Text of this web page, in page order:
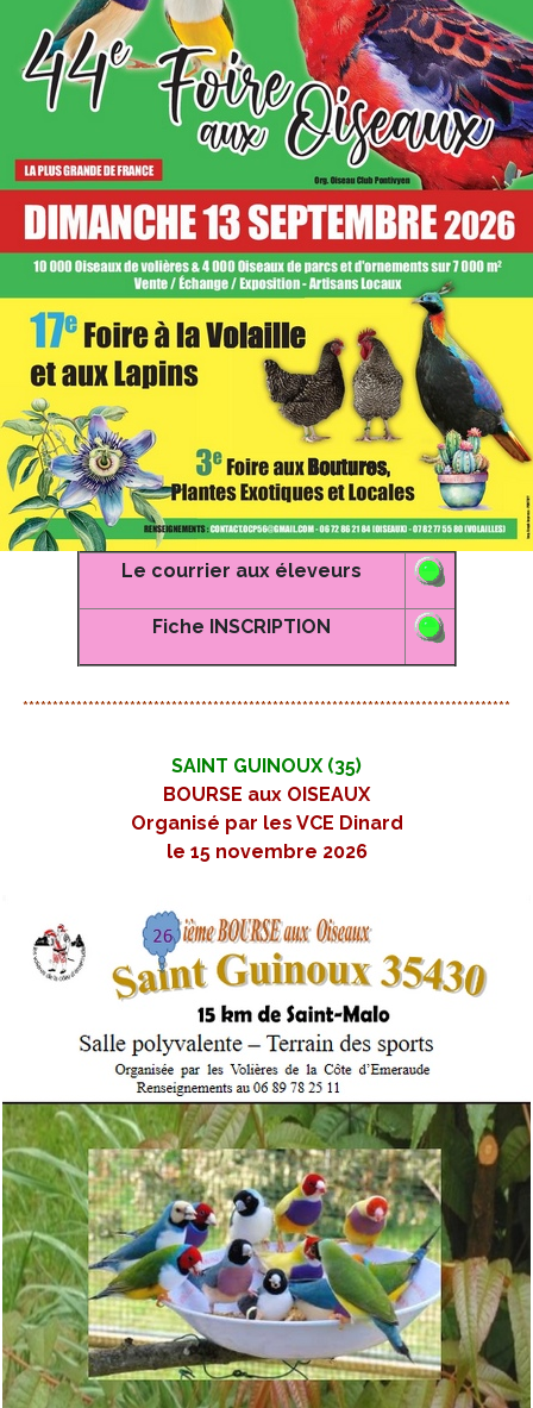
Le courrier aux éleveurs
Fiche INSCRIPTION
**********************************************************************************
SAINT GUINOUX (35)
BOURSE aux OISEAUX
Organisé par les VCE Dinard
le 15 novembre 2026